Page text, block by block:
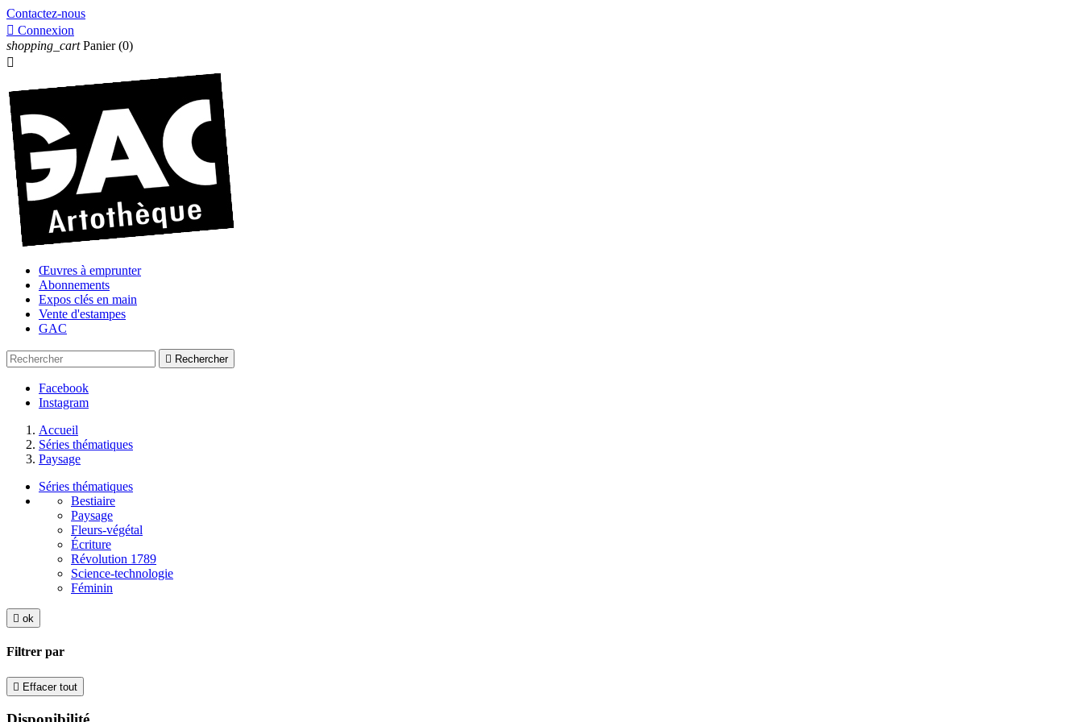
Contactez-nous
 Connexion
shopping_cart Panier (0)

Œuvres à emprunter
Abonnements
Expos clés en main
Vente d'estampes
GAC
 Rechercher
Facebook
Instagram
Accueil
Séries thématiques
Paysage
Séries thématiques
Bestiaire
Paysage
Fleurs-végétal
Écriture
Révolution 1789
Science-technologie
Féminin
 ok
Filtrer par
 Effacer tout